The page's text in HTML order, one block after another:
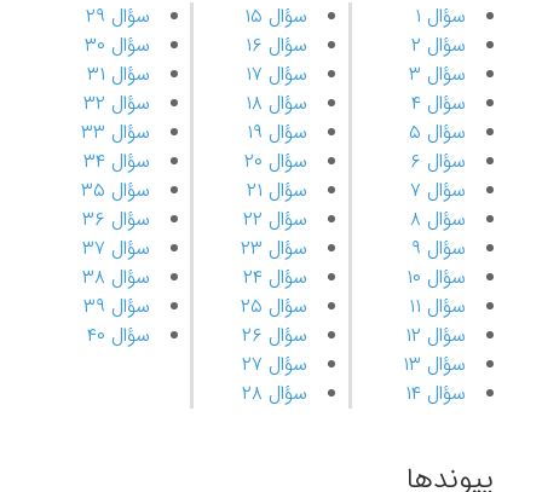
سؤال ۱
سؤال ۲
سؤال ۳
سؤال ۴
سؤال ۵
سؤال ۶
سؤال ۷
سؤال ۸
سؤال ۹
سؤال ۱۰
سؤال ۱۱
سؤال ۱۲
سؤال ۱۳
سؤال ۱۴
سؤال ۱۵
سؤال ۱۶
سؤال ۱۷
سؤال ۱۸
سؤال ۱۹
سؤال ۲۰
سؤال ۲۱
سؤال ۲۲
سؤال ۲۳
سؤال ۲۴
سؤال ۲۵
سؤال ۲۶
سؤال ۲۷
سؤال ۲۸
سؤال ۲۹
سؤال ۳۰
سؤال ۳۱
سؤال ۳۲
سؤال ۳۳
سؤال ۳۴
سؤال ۳۵
سؤال ۳۶
سؤال ۳۷
سؤال ۳۸
سؤال ۳۹
سؤال ۴۰
پیوندها